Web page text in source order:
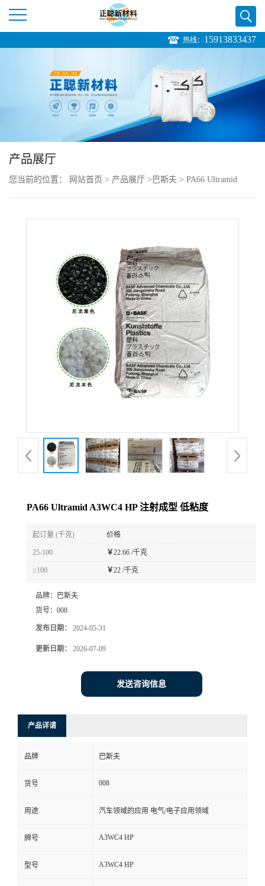
公
品
展
式
在
线
热线： 15913833437
产品展厅
您当前的位置： 网站首页 > 产品展厅 > 巴斯夫 > PA66 Ultramid
PA66 Ultramid A3WC4 HP 注射成型 低粘度
起订量 (千克) 价格
25-100 ￥22.66 /千克
≥100 ￥22 /千克
品牌：
巴斯夫
货号： 008
发布日期： 2024-05-31
更新日期： 2026-07-09
发送咨询信息
产品详请
品牌 巴斯夫
货号 008
用途 汽车领域的应用 电气/电子应用领域
牌号 A3WC4 HP
型号 A3WC4 HP